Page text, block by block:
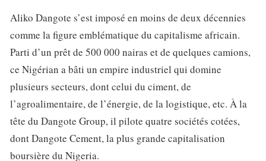
Aliko Dangote s’est imposé en moins de deux décennies
comme la figure emblématique du capitalisme africain.
Parti d’un prêt de 500 000 nairas et de quelques camions,
ce Nigérian a bâti un empire industriel qui domine
plusieurs secteurs, dont celui du ciment, de
l’agroalimentaire, de l’énergie, de la logistique, etc. À la
tête du Dangote Group, il pilote quatre sociétés cotées,
dont Dangote Cement, la plus grande capitalisation
boursière du Nigeria.